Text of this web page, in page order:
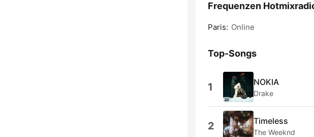
Frequenzen
Paris: Online
Top-Songs
1 NOKIA
Drake
2 Timeless
The Weeknd